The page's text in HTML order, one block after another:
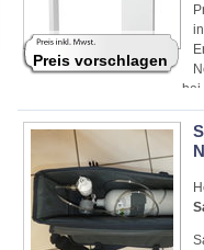
bei
Preis vorschlagen